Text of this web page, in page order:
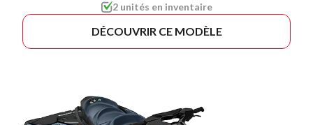
2 unités en inventaire
DÉCOUVRIR CE MODÈLE